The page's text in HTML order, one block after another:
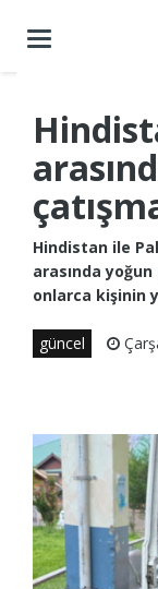
Menüyü
Hindistan ile
arasında
onlarca kişinin
güncel